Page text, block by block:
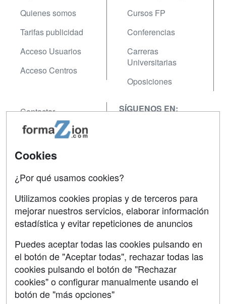
Quienes somos
Tarifas publicidad
Acceso Usuarios
Acceso Centros
Cursos FP
Conferencias
Carreras
Universitarias
Oposiciones
Contactar
Confidencialidad
Aviso legal
SÍGUENOS EN:
Grupo formazion:
Cookies
¿Por qué usamos cookies?
Utilizamos cookies propias y de terceros para
mejorar nuestros servicios, elaborar información
estadística y evitar repeticiones de anuncios
Puedes aceptar todas las cookies pulsando en
el botón de "Aceptar todas", rechazar todas las
cookies pulsando el botón de "Rechazar
cookies" o configurar manualmente usando el
botón de "más opciones"